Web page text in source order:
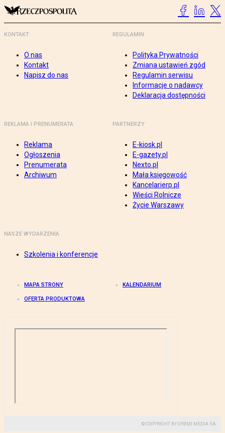
KONTAKT
O nas
Kontakt
Napisz do nas
REGULAMIN
Polityka Prywatności
Zmiana ustawień zgód
Regulamin serwisu
Informacje o nadawcy
Deklaracja dostępności
REKLAMA I PRENUMERATA
Reklama
Ogłoszenia
Prenumerata
Archiwum
PARTNERZY
E-kiosk.pl
E-gazety.pl
Nexto.pl
Mała księgowość
Kancelarierp.pl
Wieści Rolnicze
Życie Warszawy
NASZE WYDARZENIA
Szkolenia i konferencje
MAPA STRONY KALENDARIUM
OFERTA PRODUKTOWA
© COPYRIGHT BY GREMI MEDIA SA